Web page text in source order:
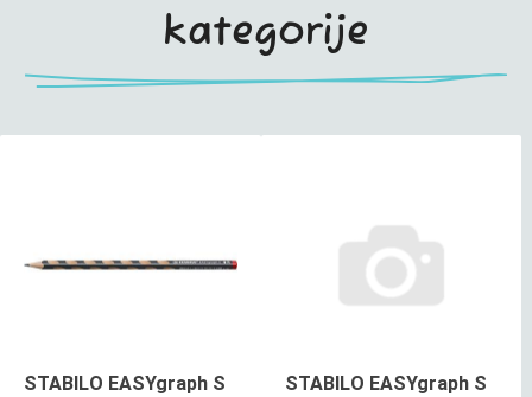
kategorije
STABILO EASYgraph S
STABILO EASYgraph S